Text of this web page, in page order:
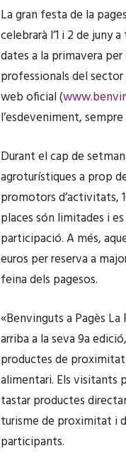
La gran festa de la
celebrarà l’1 i 2 de juny
dates a la primavera
professionals del
web oficial (
l’esdeveniment,
Durant el cap de
agroturístiques a prop
promotors d’activitats,
places són limitades i
participació. A més,
euros per reserva a
feina dels pagesos.
«Benvinguts a Pagès
arriba a la seva 9a
productes de
alimentari. Els visitants
tastar productes
turisme de proximitat i
participants.